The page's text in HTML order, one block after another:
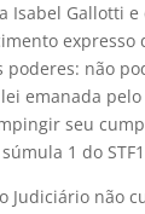
Isabel Gallotti e
expresso
não
emanada pelo
seu
1 do
Judiciário não